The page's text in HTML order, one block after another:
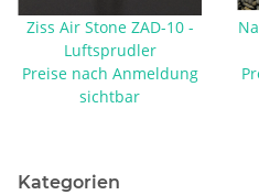
Ziss Air Stone ZAD-10 -
Luftsprudler
Preise nach Anmeldung
sichtbar
Kategorien